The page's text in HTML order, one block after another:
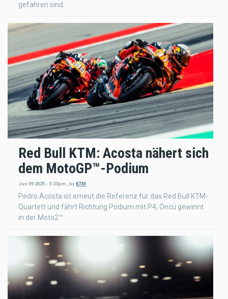
gefahren sind.
Red Bull KTM: Acosta nähert sich
dem MotoGP™-Podium
Jun 09 2025 - 5:33pm byKTM
Pedro Acosta ist erneut die Referenz für das Red Bull KTM-
Quartett und fährt Richtung Podium mit P4, Öncü gewinnt
in der Moto2™ .